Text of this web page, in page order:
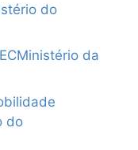
do
da
do